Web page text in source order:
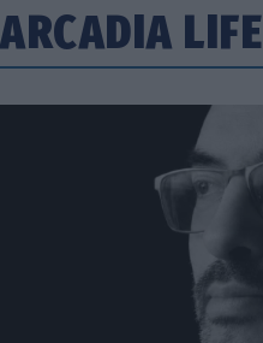
ARCADIA LIFE